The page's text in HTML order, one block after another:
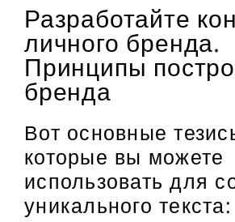
Разработайте
личного бренда.
Принципы
бренда
Вот основные
которые вы можете
использовать для
уникального текста: